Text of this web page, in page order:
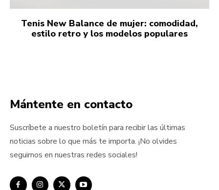
Tenis New Balance de mujer: comodidad,
estilo retro y los modelos populares
Mántente en contacto
Suscríbete a nuestro boletín para recibir las últimas
noticias sobre lo que más te importa. ¡No olvides
seguirnos en nuestras redes sociales!